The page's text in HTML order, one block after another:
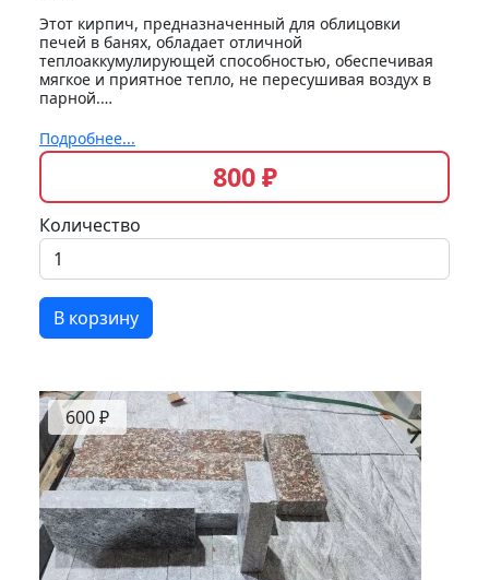
Этот кирпич, предназначенный для облицовки
печей в банях, обладает отличной
теплоаккумулирующей способностью, обеспечивая
мягкое и приятное тепло, не пересушивая воздух в
парной.…
Подробнее...
800 ₽
Количество
В корзину
600 ₽